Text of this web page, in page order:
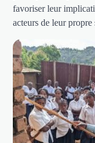
favoriser leur
acteurs de leur propre